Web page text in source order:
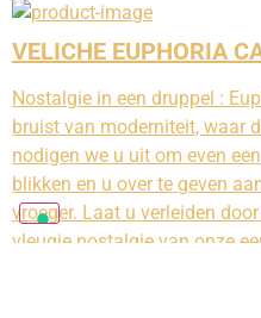
VELICHE EUPHORIA
Nostalgie in een druppel :
bruist van moderniteit, waar
nodigen we u uit om even
blikken en u over te geven
vroeger. Laat u verleiden
vleugje nostalgie van onze